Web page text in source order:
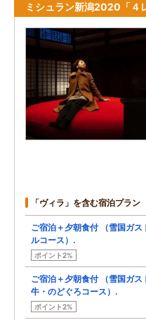
ミシュラン新潟2020「４
「ヴィラ」を含む宿泊プラン
ご宿泊＋夕朝食付 （雪国ガス
ルコース）.
ポイント2%
ご宿泊＋夕朝食付 （雪国ガス
牛・のどぐろコース）.
ポイント2%